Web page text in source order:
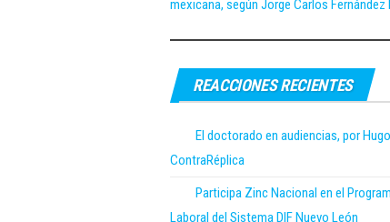
mexicana, según Jorge Carlos Fernández
REACCIONES RECIENTES
El doctorado en audiencias, por
ContraRéplica
Participa Zinc Nacional en el
Laboral del Sistema DIF Nuevo León